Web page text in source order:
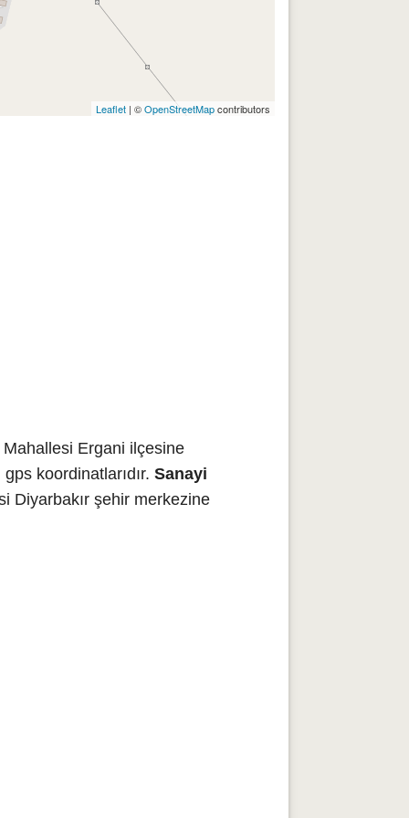
Leaflet | ©OpenStreetMapcontributors
Ergani ilçesine
koordinatlarıdır. Sanayi
Diyarbakır şehir merkezine